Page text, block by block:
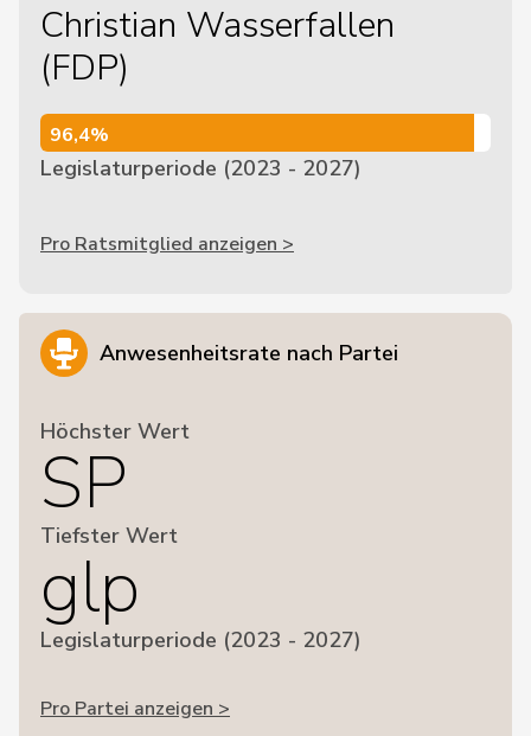
Christian Wasserfallen
(FDP)
96,4%
96,4%
Legislaturperiode (2023 - 2027)
Pro Ratsmitglied anzeigen >
Anwesenheitsrate nach Partei
Höchster Wert
SP
Tiefster Wert
glp
Legislaturperiode (2023 - 2027)
Pro Partei anzeigen >